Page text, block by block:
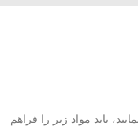
باید مواد زیر را فراهم